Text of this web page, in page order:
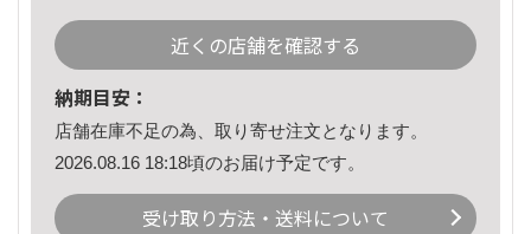
近くの店舗を確認する
納期目安：
店舗在庫不足の為、取り寄せ注文となります。
2026.08.16 18:18頃のお届け予定です。
受け取り方法・送料について